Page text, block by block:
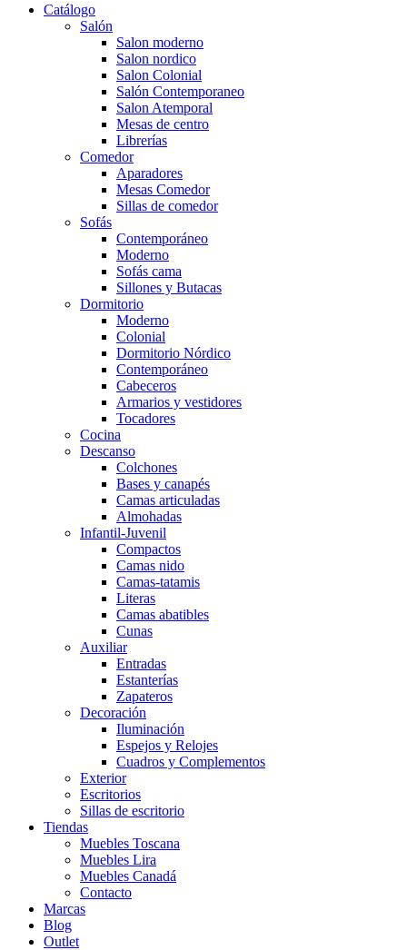
Catálogo
Salón
Salon moderno
Salon nordico
Salon Colonial
Salón Contemporaneo
Salon Atemporal
Mesas de centro
Librerías
Comedor
Aparadores
Mesas Comedor
Sillas de comedor
Sofás
Contemporáneo
Moderno
Sofás cama
Sillones y Butacas
Dormitorio
Moderno
Colonial
Dormitorio Nórdico
Contemporáneo
Cabeceros
Armarios y vestidores
Tocadores
Cocina
Descanso
Colchones
Bases y canapés
Camas articuladas
Almohadas
Infantil-Juvenil
Compactos
Camas nido
Camas-tatamis
Literas
Camas abatibles
Cunas
Auxiliar
Entradas
Estanterías
Zapateros
Decoración
Iluminación
Espejos y Relojes
Cuadros y Complementos
Exterior
Escritorios
Sillas de escritorio
Tiendas
Muebles Toscana
Muebles Lira
Muebles Canadá
Contacto
Marcas
Blog
Outlet